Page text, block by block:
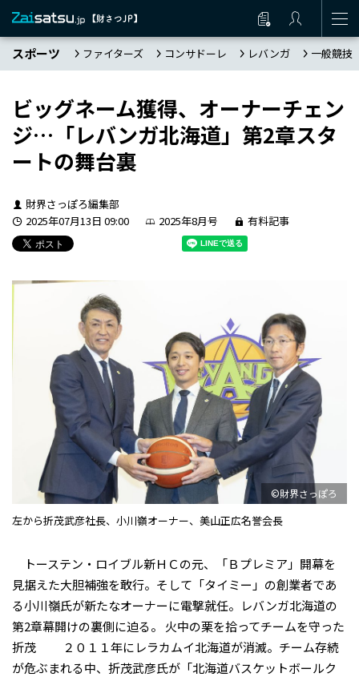
スポーツ ファイターズ コンサドーレ レバンガ 一般競技
ビッグネーム獲得、オーナーチェン
ジ…「レバンガ北海道」第2章スタ
ートの舞台裏
財界さっぽろ編集部
2025年07月13日 09:00
2025年8月号 有料記事
©財界さっぽろ
左から折茂武彦社長、小川嶺オーナー、美山正広名誉会長
トーステン・ロイブル新ＨＣの元、「Ｂプレミア」開幕を
見据えた大胆補強を敢行。そして「タイミー」の創業者であ
る小川嶺氏が新たなオーナーに電撃就任。レバンガ北海道の
第2章幕開けの裏側に迫る。 火中の栗を拾ってチームを守った
折茂 ２０１１年にレラカムイ北海道が消滅。チーム存続
が危ぶまれる中、折茂武彦氏が「北海道バスケットボールク